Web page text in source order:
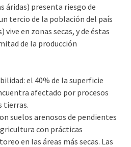
áridas) presenta riesgo de
tercio de la población del país
en zonas secas, y de éstas
de la producción
el 40% de la superficie
afectado por procesos
tierras.
suelos arenosos de pendientes
con prácticas
en las áreas más secas. Las